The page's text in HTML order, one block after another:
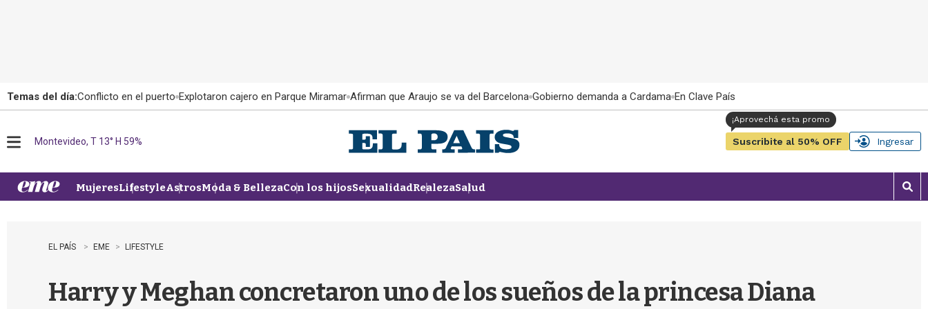
Temas del día:Conflicto en el puerto Explotaron cajero en Parque Miramar Afirman que Araujo se va del Barcelona Gobierno demanda a Cardama En Clave País
u
Montevideo, T 13° H 59% Suscribite al 50% OFF Ingresar
MujeresLifestyleAstrosModa & BellezaCon los hijosSexualidadRealezaSalud
M
o
EL PAÍS EME LIFESTYLE
Harry y Meghan concretaron uno de los sueños de la princesa Diana